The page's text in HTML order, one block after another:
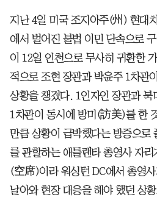
지난 4일 미국 조지아주(州) 현대
에서 벌어진 불법 이민 단속으로
이 12일 인천으로 무사히 귀환한
적으로 조현 장관과 박윤주 1차관
상황을 챙겼다. 1인자인 장관과 북
1차관이 동시에 방미(訪美)를 한
만큼 상황이 급박했다는 방증으로
를 관할하는 애틀랜타 총영사 자
(空席)이라 워싱턴 DC에서 총영
날아와 현장 대응을 해야 했던 상